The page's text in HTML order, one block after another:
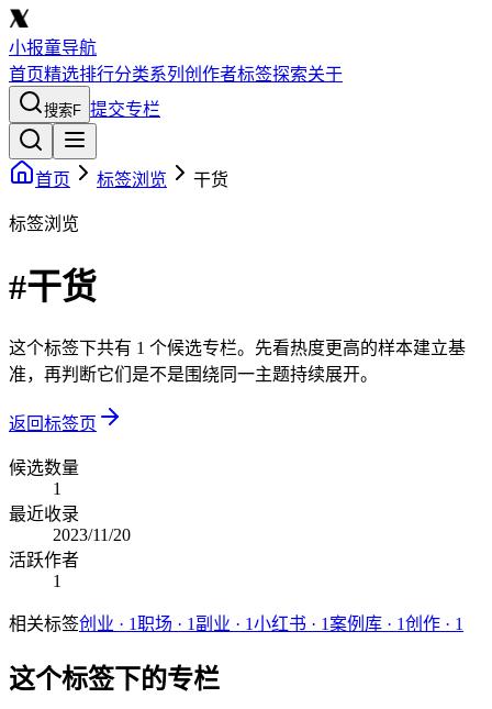
小报童导航
首页精选排行分类系列 创作者标签探索关于
搜索F 提交专栏
首页 标签浏览 干货
标签浏览
#干货
这个标签下共有 1 个候选专栏。先看热度更高的样本建立基
准，再判断它们是不是围绕同一主题持续展开。
返回标签页
候选数量
1
最近收录
2023/11/20
活跃作者
1
相关标签创业 · 1职场 · 1 副业 · 1小红书 · 1案例库 · 1创作 · 1
这个标签下的专栏